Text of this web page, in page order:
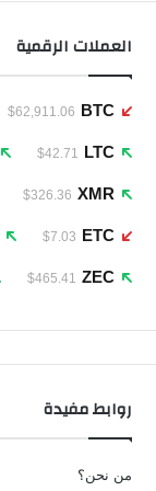
العملات الرقمية
BTC
$62,911.06
LTC
$42.71
XMR
$326.36
ETC
$7.03
ZEC
$465.41
روابط مفيدة
من نحن؟